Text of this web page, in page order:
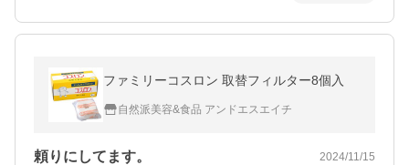
ファミリーコスロン 取替フィルター8個入
自然派美容&食品 アンドエスエイチ
頼りにしてます。 2024/11/15